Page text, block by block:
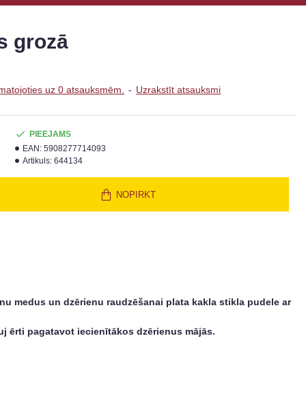
grozā
uz 0 atsauksmēm. - Uzrakstīt atsauksmi
PIEEJAMS
EAN: 5908277714093
Artikuls: 644134
NOPIRKT
medus un dzērienu raudzēšanai plata kakla stikla pudele ar
ērti pagatavot iecienītākos dzērienus mājās.